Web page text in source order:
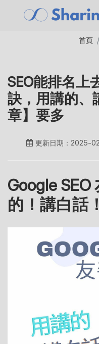
首頁
SEO能排名上
訣，用講的、
章】要多
更新日期：2025-
Google
的！講白話！